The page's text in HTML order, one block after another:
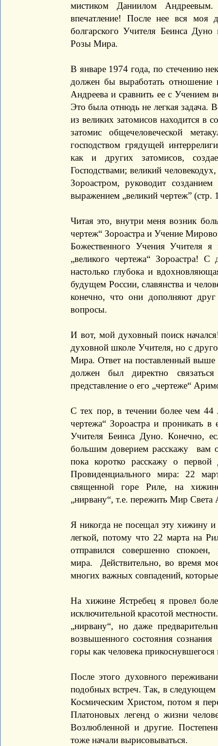
мистиком Даниилом
впечатление! После нее вся моя
болгарского Учителя Беинса
Розы Мира.
В январе 1974 года, по стечению
должен бы выработать
Андреева и сравнить ее с Учением
Это была отнюдь не легкая задача.
из великих затомисов находится в
затомис общечеловеческой
господством грядущей
как и других затомисов,
Господствами; великий
Зороастром, руководит
выражением „великий чертеж” (стр.
Читая это, внутри меня возник
чертеж“ Зороастра и Учение
Божественного Учения Учителя
„великого чертежа“ Зороастра!
настолько глубока и
будущем России, славянства и
конечно, что они дополняют
вопросы.
И вот, мой духовный поиск
духовной школе Учителя, но с
Мира. Ответ на поставленный выше
должен был директно
представление о его „чертеже“
С тех пор, в течении более чем 44
чертежа“ Зороастра и проникать
Учителя Беинса Дуно. Конечно,
большим доверием расскажу вам
пока коротко расскажу о
Провиденциального мира: 22
священной горе Риле, на
„нирвану“, т.е. пережить Мир
Я никогда не посещал эту хижину и
легкой, потому что 22 марта на
отправился совершенно спокоен,
мира. Действительно, во время
многих важных совпадений,
На хижине Ястребец я провел
исключительной красотой
„нирвану“, но даже
возвышенного состояния
горы как человека
После этого духовного
подобных встреч. Так, в
Космическим Христом, потом я
Платоновых легенд о жизни
Возлюбленной и другие.
тоже начали вырисовываться.